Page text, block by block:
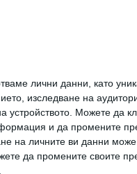
лични данни, като
изследване на
Можете да
и да промените
на личните ви данни
да промените своите